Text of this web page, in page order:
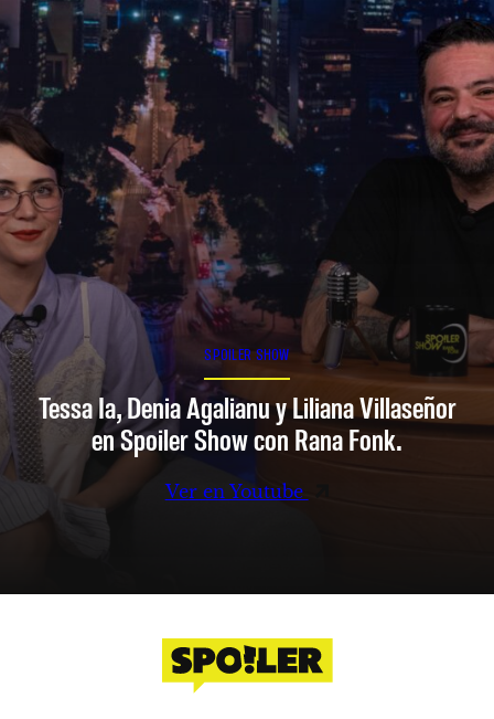
SPOILER SHOW
Tessa Ia, Denia Agalianu y Liliana Villaseñor
en Spoiler Show con Rana Fonk.
Ver en Youtube